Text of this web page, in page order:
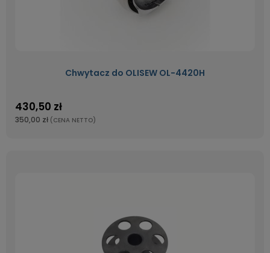
Chwytacz do OLISEW OL-4420H
430,50 zł
350,00 zł (CENA NETTO)